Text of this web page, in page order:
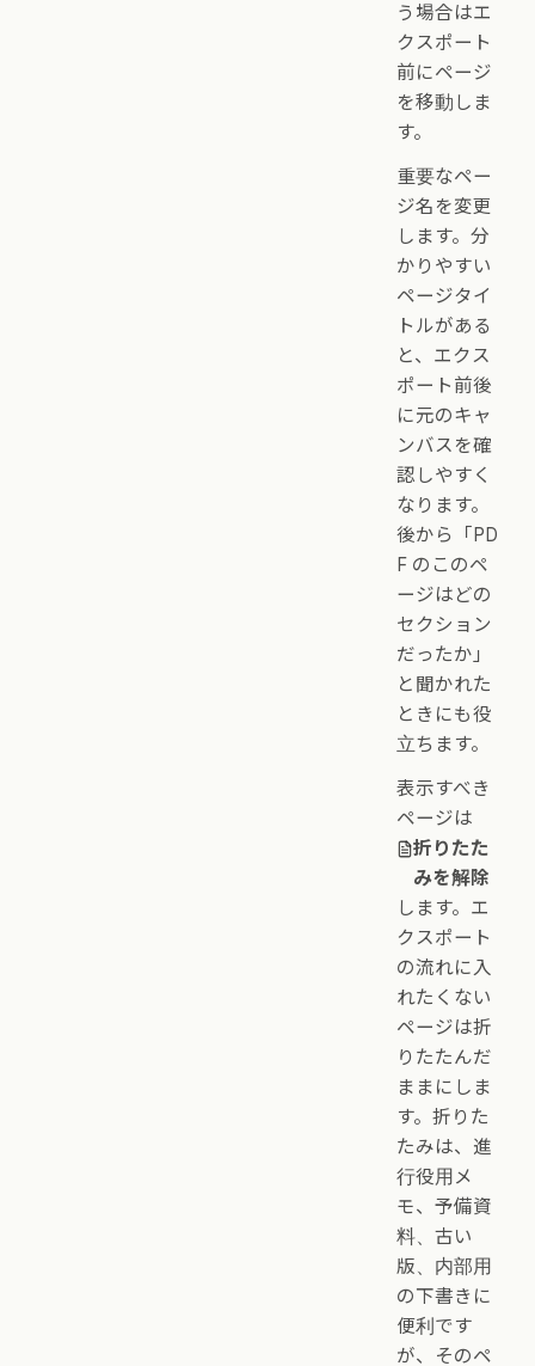
う場合はエ
クスポート
前にページ
を移動しま
す。
重要なペー
ジ名を変更
します。分
かりやすい
ページタイ
トルがある
と、エクス
ポート前後
に元のキャ
ンバスを確
認しやすく
なります。
後から「PD
F のこのペ
ージはどの
セクション
だったか」
と聞かれた
ときにも役
立ちます。
表示すべき
ページは
折りたた
みを解除
します。エ
クスポート
の流れに入
れたくない
ページは折
りたたんだ
ままにしま
す。折りた
たみは、進
行役用メ
モ、予備資
料、古い
版、内部用
の下書きに
便利です
が、そのペ